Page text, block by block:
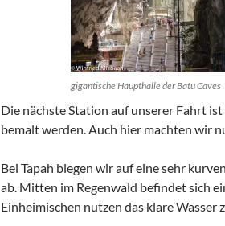
gigantische Haupthalle der Batu Caves
Die nächste Station auf unserer Fahrt
bemalt werden. Auch hier machten wir
Bei Tapah biegen wir auf eine sehr
ab. Mitten im Regenwald befindet sich
Einheimischen nutzen das klare Wasser